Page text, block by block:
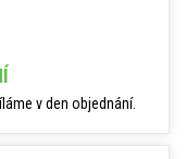
v den objednání.